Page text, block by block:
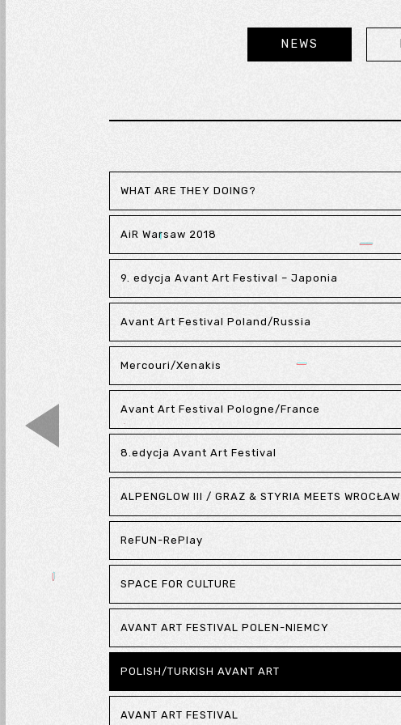
NEWS
WHAT ARE THEY DOING?
AiR Warsaw 2018
9. edycja Avant Art Festival – Japonia
Avant Art Festival Poland/Russia
Mercouri/Xenakis
Avant Art Festival Pologne/France
8.edycja Avant Art Festival
ALPENGLOW III / GRAZ & STYRIA MEETS WROCŁAW
ReFUN-RePlay
SPACE FOR CULTURE
AVANT ART FESTIVAL POLEN-NIEMCY
POLISH/TURKISH AVANT ART
AVANT ART FESTIVAL